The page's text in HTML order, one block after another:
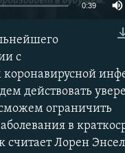
КРЫМА
270p 360p
0:39
с
коронавирусной
действовать
ограничить
в
считает Лорен